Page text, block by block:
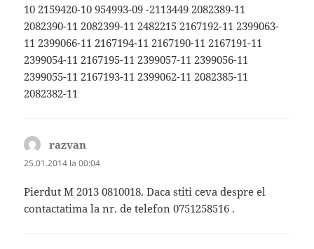
10 2159420-10 954993-09 -2113449 2082389-11
2082390-11 2082399-11 2482215 2167192-11 2399063-
11 2399066-11 2167194-11 2167190-11 2167191-11
2399054-11 2167195-11 2399057-11 2399056-11
2399055-11 2167193-11 2399062-11 2082385-11
2082382-11
razvan
25.01.2014 la 00:04
Pierdut M 2013 0810018. Daca stiti ceva despre el
contactatima la nr. de telefon 0751258516 .